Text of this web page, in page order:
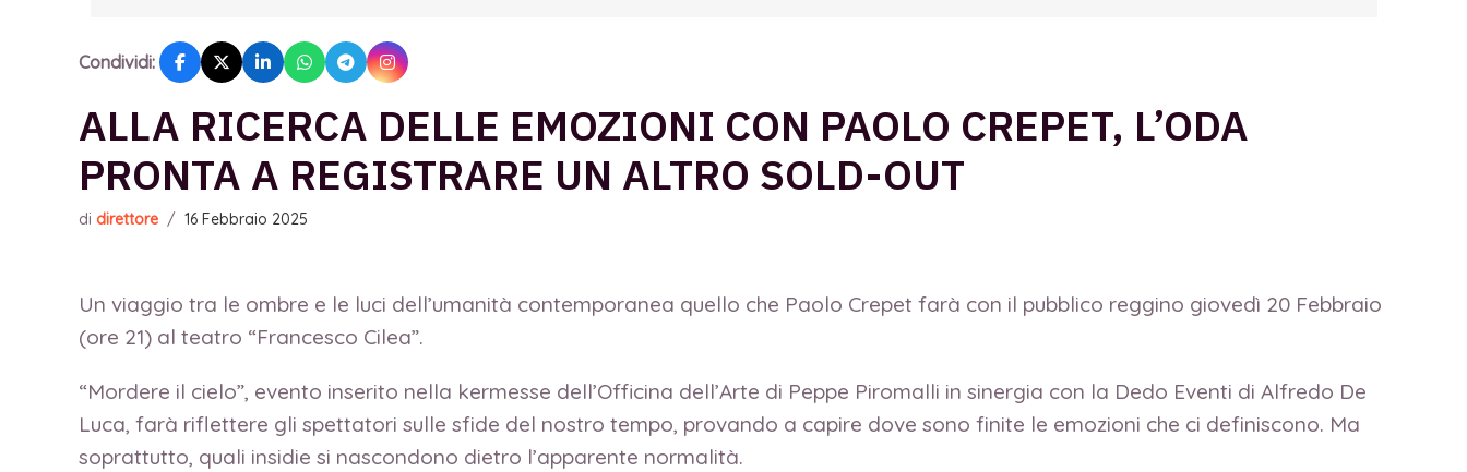
Condividi:
ALLA RICERCA DELLE EMOZIONI CON PAOLO CREPET, L’ODA
PRONTA A REGISTRARE UN ALTRO SOLD-OUT
di direttore / 16 Febbraio 2025
Un viaggio tra le ombre e le luci dell’umanità contemporanea quello che Paolo Crepet farà con il pubblico reggino giovedì 20 Febbraio
(ore 21) al teatro “Francesco Cilea”.
“Mordere il cielo”, evento inserito nella kermesse dell’Officina dell’Arte di Peppe Piromalli in sinergia con la Dedo Eventi di Alfredo De
Luca, farà riflettere gli spettatori sulle sfide del nostro tempo, provando a capire dove sono finite le emozioni che ci definiscono. Ma
soprattutto, quali insidie si nascondono dietro l’apparente normalità.